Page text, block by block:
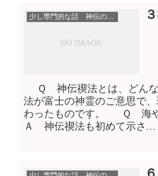
少し専門的な話 神伝の法についてのＱ＆Ａ
Ｑ 神伝禊法とは、どん
法が富士の神霊のご意思で
わったものです。 Ｑ 海や
Ａ 神伝禊法も初めて示さ...